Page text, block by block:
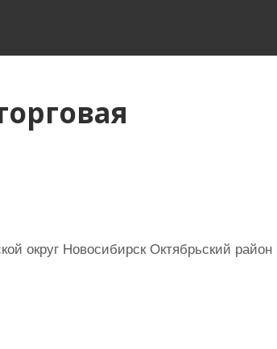
округ Новосибирск Октябрьский район